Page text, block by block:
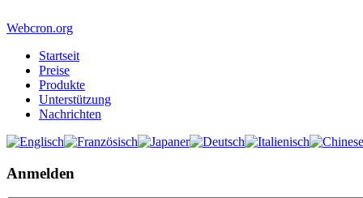
Webcron.org
Startseit
Preise
Produkte
Unterstützung
Nachrichten
Anmelden